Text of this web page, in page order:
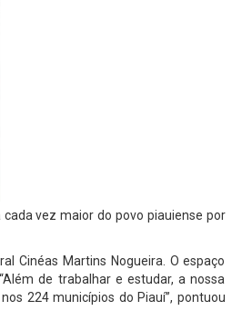
vez maior do povo piauiense por
Cinéas Martins Nogueira. O espaço
de trabalhar e estudar, a nossa
224 municípios do Piauí”, pontuou